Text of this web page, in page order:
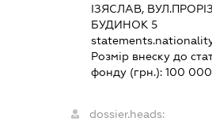
ІЗЯСЛАВ,
БУДИНОК 5
Розмір внеску до
фонду (грн.): 100 000
dossier.heads: